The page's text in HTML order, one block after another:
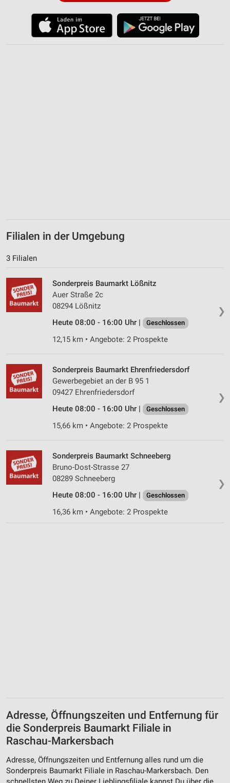
Filialen in der Umgebung
3 Filialen
❯
Sonderpreis Baumarkt Lößnitz
Auer Straße 2c
08294 Lößnitz
Heute 08:00 - 16:00 Uhr |
Geschlossen
12,15 km • Angebote: 2 Prospekte
❯
Sonderpreis Baumarkt Ehrenfriedersdorf
Gewerbegebiet an der B 95 1
09427 Ehrenfriedersdorf
Heute 08:00 - 16:00 Uhr |
Geschlossen
15,66 km • Angebote: 2 Prospekte
❯
Sonderpreis Baumarkt Schneeberg
Bruno-Dost-Strasse 27
08289 Schneeberg
Heute 08:00 - 16:00 Uhr |
Geschlossen
16,36 km • Angebote: 2 Prospekte
Adresse, Öffnungszeiten und Entfernung für
die Sonderpreis Baumarkt Filiale in
Raschau-Markersbach
Adresse, Öffnungszeiten und Entfernung alles rund um die
Sonderpreis Baumarkt Filiale in Raschau-Markersbach. Den
Verwendung reduzierter Daten zur Auswahl von
Inhalten